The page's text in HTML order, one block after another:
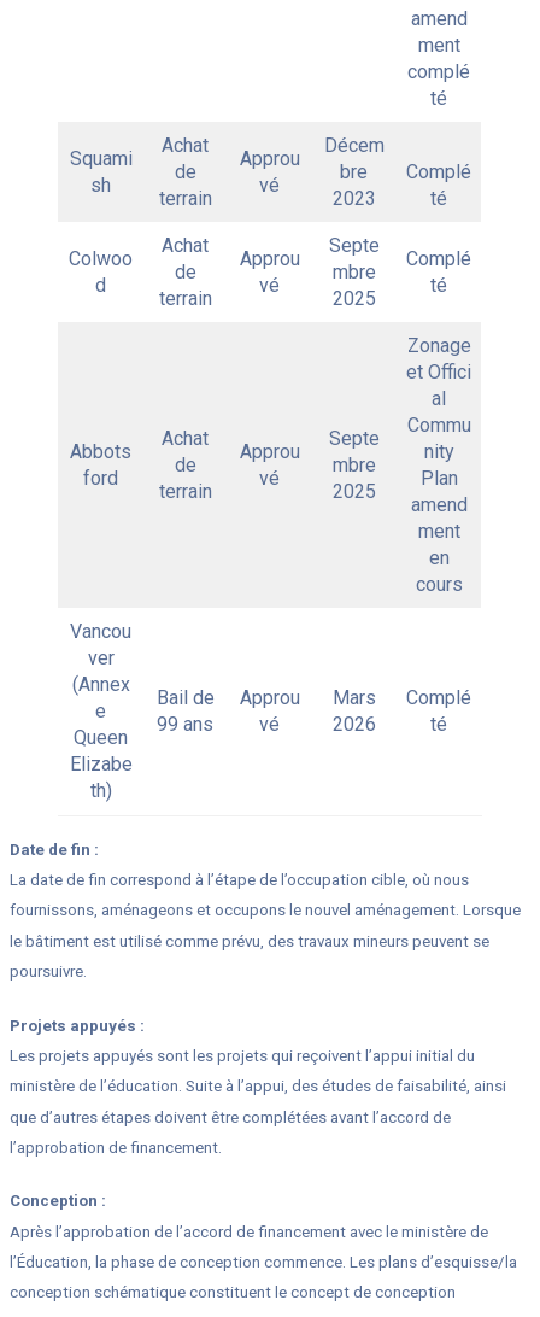
amend
ment
complé
té
Squami
sh
Achat
de
terrain
Approu
vé
Décem
bre
2023
Complé
té
Colwoo
d
Achat
de
terrain
Approu
vé
Septe
mbre
2025
Complé
té
Abbots
ford
Achat
de
terrain
Approu
vé
Septe
mbre
2025
Zonage
et Offici
al
Commu
nity
Plan
amend
ment
en
cours
Vancou
ver
(Annex
e
Queen
Elizabe
th)
Bail de
99 ans
Approu
vé
Mars
2026
Complé
té
Date de fin :
La date de fin correspond à l’étape de l’occupation cible, où nous
fournissons, aménageons et occupons le nouvel aménagement. Lorsque
le bâtiment est utilisé comme prévu, des travaux mineurs peuvent se
poursuivre.
Projets appuyés :
Les projets appuyés sont les projets qui reçoivent l’appui initial du
ministère de l’éducation. Suite à l’appui, des études de faisabilité, ainsi
que d’autres étapes doivent être complétées avant l’accord de
l’approbation de financement.
Conception :
Après l’approbation de l’accord de financement avec le ministère de
l’Éducation, la phase de conception commence. Les plans d’esquisse/la
conception schématique constituent le concept de conception